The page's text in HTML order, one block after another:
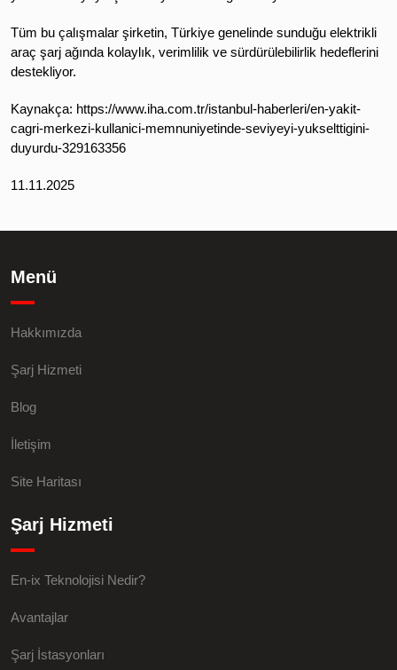
Tüm bu çalışmalar şirketin, Türkiye genelinde sunduğu elektrikli
araç şarj ağında kolaylık, verimlilik ve sürdürülebilirlik hedeflerini
destekliyor.
Kaynakça: https://www.iha.com.tr/istanbul-haberleri/en-yakit-
cagri-merkezi-kullanici-memnuniyetinde-seviyeyi-yukselttigini-
duyurdu-329163356
11.11.2025
Menü
Hakkımızda
Şarj Hizmeti
Blog
İletişim
Site Haritası
Şarj Hizmeti
En-ix Teknolojisi Nedir?
Avantajlar
Şarj İstasyonları